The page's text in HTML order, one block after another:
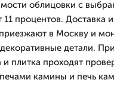
облицовки с
11 процентов. Доставка
в Москву и
детали.
и плитка проходят
камины и печь